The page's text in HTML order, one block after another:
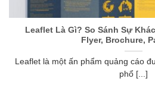
Leaflet Là Gì? So Sánh Sự
Flyer, Brochure,
Leaflet là một ấn phẩm quảng cáo
phổ [...]